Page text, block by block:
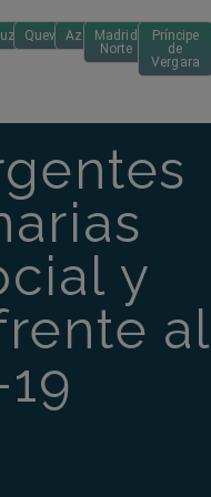
QuevedoAzcaMadrid
Norte
Príncipe
de
Vergara
y
al